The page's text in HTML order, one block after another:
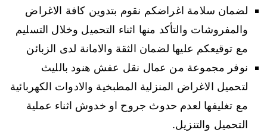
لضمان سلامة اغراضكم نقوم بتدوين كافة الاغراض
والمفروشات والتأكد منها اثناء التحميل وخلال التسليم
مع توقيعكم عليها لضمان الثقة والامانة لدى الزبائن
نوفر مجموعة من عمال نقل عفش هنود بالليث
لتحميل الاغراض المنزلية المطبخية والادوات الكهربائية
مع تغليفها لعدم حدوث جروح او خدوش اثناء عملية
التحميل والتنزيل.